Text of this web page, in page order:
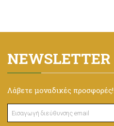
NEWSLETTER
Λάβετε μοναδικές προσφορές!